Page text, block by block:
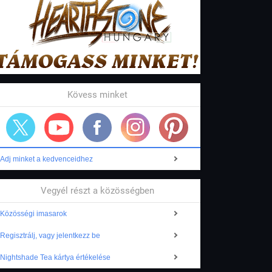
Kövess minket
Adj minket a kedvenceidhez
Vegyél részt a közösségben
Közösségi imasarok
Regisztrálj, vagy jelentkezz be
Nightshade Tea kártya értékelése